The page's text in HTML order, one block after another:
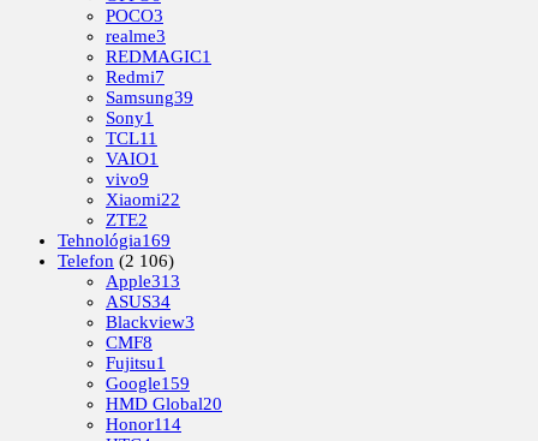
POCO3
realme3
REDMAGIC1
Redmi7
Samsung39
Sony1
TCL11
VAIO1
vivo9
Xiaomi22
ZTE2
Tehnológia169
Telefon (2 106)
Apple313
ASUS34
Blackview3
CMF8
Fujitsu1
Google159
HMD Global20
Honor114